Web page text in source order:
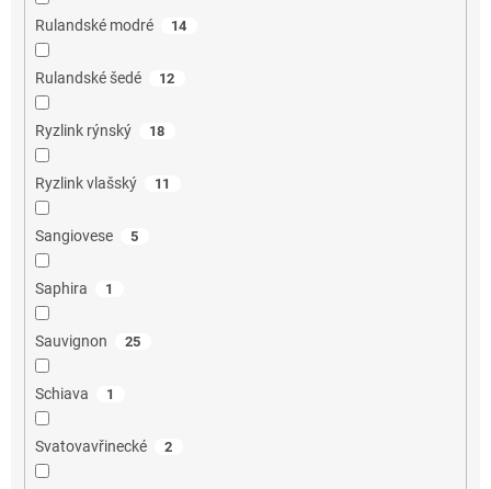
Rulandské modré 14
Rulandské šedé 12
Ryzlink rýnský 18
Ryzlink vlašský 11
Sangiovese 5
Saphira 1
Sauvignon 25
Schiava 1
Svatovavřinecké 2